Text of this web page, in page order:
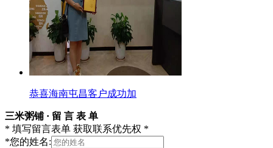
恭喜海南屯昌客户成功加
三米粥铺 · 留 言 表 单
* 填写留言表单 获取联系优先权 *
*您的姓名: